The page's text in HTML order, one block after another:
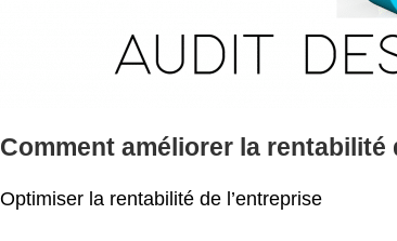
Comment améliorer la rentabilité
Optimiser la rentabilité de l’entreprise